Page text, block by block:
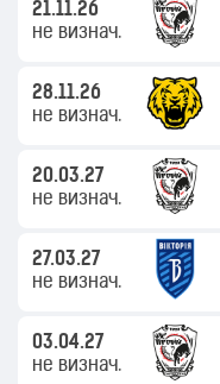
21.11.26
не визнач.
28.11.26
не визнач.
20.03.27
не визнач.
27.03.27
не визнач.
03.04.27
не визнач.